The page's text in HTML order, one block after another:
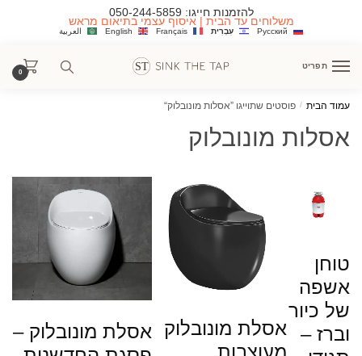
להזמנות חייגו: 050-244-5859
משלוחים עד הבית | איסוף עצמי בתיאום מראש
العربية English Français עִבְרִית Русский
תפריט
0
עמוד הבית / פוסטים שתוייגו ”אסלות מונובלוק“
אסלות מונובלוק
טוחן
אשפה
של כיור
וברז –
אסלת מונובלוק
מעוצבות
אסלת מונובלוק –